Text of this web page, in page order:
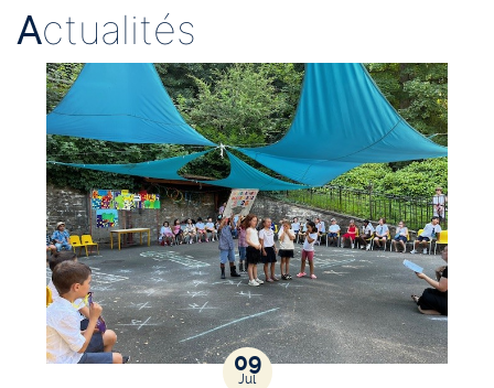
Actualités
09
Jul